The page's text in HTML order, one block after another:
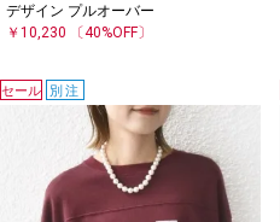
デザイン プルオーバー
￥10,230 〔40%OFF〕
セール 別注